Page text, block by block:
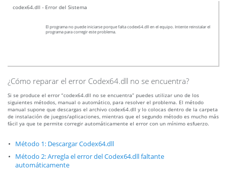
codex64.dll - Error del Sistema
El programa no puede iniciarse porque falta codex64.dll en el equipo. Intente reinstalar el
programa para corregir este problema.
¿Cómo reparar el error Codex64.dll no se encuentra?
Si se produce el error “codex64.dll no se encuentra” puedes utilizar uno de los
siguientes métodos, manual o automático, para resolver el problema. El método
manual supone que descargas el archivo codex64.dll y lo colocas dentro de la carpeta
de instalación de juegos/aplicaciones, mientras que el segundo método es mucho más
fácil ya que te permite corregir automáticamente el error con un mínimo esfuerzo.
Método 1: Descargar Codex64.dll
Método 2: Arregla el error del Codex64.dll faltante
automáticamente